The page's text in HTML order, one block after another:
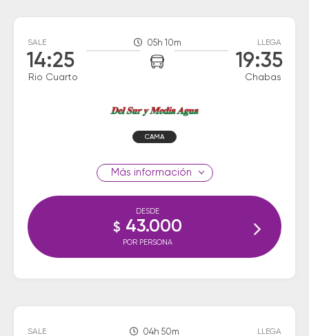
SALE
14:25
Rio Cuarto
05h 10m LLEGA
19:35
Chabas
CAMA
información
DESDE
$ 43.000
POR PERSONA
SALE 04h 50m LLEGA